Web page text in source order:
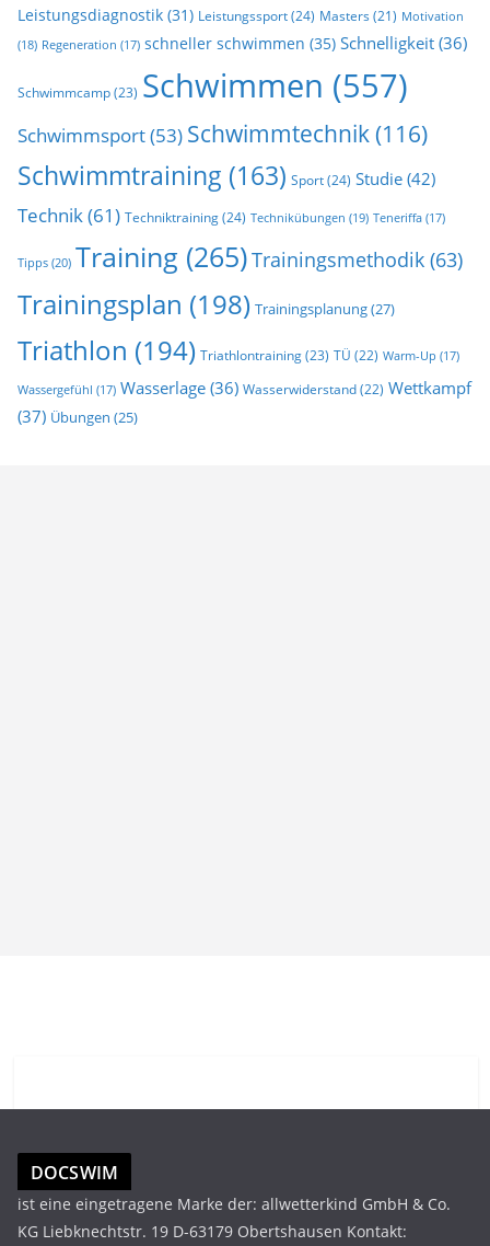
Leistungsdiagnostik (31) Leistungssport(24) Masters (21) Motivation
(18) Regeneration (17) schneller schwimmen (35) Schnelligkeit (36)
Schwimmcamp(23) Schwimmen (557)
Schwimmsport(53) Schwimmtechnik(116)
Schwimmtraining (163) Sport(24) Studie (42)
Technik(61) Techniktraining(24) Technikübungen (19) Teneriffa (17)
Tipps (20) Training (265)Trainingsmethodik (63)
Trainingsplan (198) Trainingsplanung(27)
Triathlon (194) Triathlontraining(23) TÜ (22) Warm-Up (17)
Wassergefühl (17) Wasserlage (36) Wasserwiderstand(22) Wettkampf
(37) Übungen (25)
DOCSWIM
ist eine eingetragene Marke der: allwetterkind GmbH & Co.
KG Liebknechtstr. 19 D-63179 Obertshausen Kontakt: